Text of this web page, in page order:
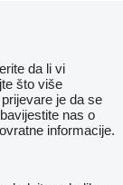
da li vi
što više
je da se
nas o
informacije.